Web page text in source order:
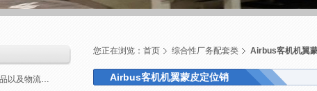
定制非标托盘类产品以及物流包装
您正在浏览： 首页 综合性厂务配套类 Airbus客机机翼
Airbus客机机翼蒙皮定位销